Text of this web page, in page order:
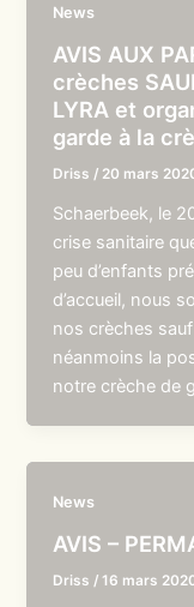
News
AVIS AUX
crèches
LYRA et
garde à la
Driss / 20 mars
Schaerbeek, le
crise sanitaire
peu d’enfants
d’accueil, nous
nos crèches
néanmoins la
notre crèche de
News
AVIS –
Driss /16 mars